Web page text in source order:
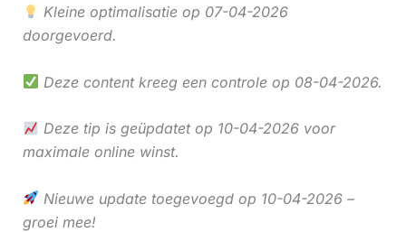
Kleine optimalisatie op 07-04-2026
doorgevoerd.
Deze content kreeg een controle op 08-04-2026.
Deze tip is geüpdatet op 10-04-2026 voor
maximale online winst.
Nieuwe update toegevoegd op 10-04-2026 –
groei mee!